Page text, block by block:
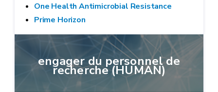
One Health Antimicrobial Resistance
Prime Horizon
engager du personnel de
recherche (HUMAN)